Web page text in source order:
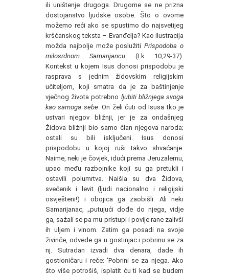
ili uništenje drugoga. Drugome se ne prizna
dostojanstvo ljudske osobe. Što o ovome
možemo reći ako se spustimo do najsvetijeg
kršćanskog teksta – Evanđelja? Kao ilustracija
možda najbolje može poslužitiPrispodoba o
milosrdnom Samarijancu (Lk 10,29-37)
Kontekst u kojem Isus donosi prispodobu je
rasprava s jednim židovskim religijskim
učiteljom, koji smatra da je za baštinjenje
vječnog života potrebno ljubiti bližnjega svoga
kao samoga sebe. On želi čuti od Isusa tko je
ustvari njegov bližnji, jer je za ondašnjeg
Židova bližnji bio samo član njegova naroda;
ostali su bili isključeni. Isus donosi
prispodobu u kojoj ruši takvo shvaćanje.
Naime, neki je čovjek, idući prema Jeruzalemu,
upao među razbojnike koji su ga pretukli i
ostavili polumrtva. Naišla su dva Židova,
svećenik i levit (ljudi nacionalno i religijski
osvješteni!) i obojica ga zaobišli. Ali neki
Samarijanac, „putujući dođe do njega, vidje
ga, sažali se pa mu pristupi i povije rane zalivši
ih uljem i vinom. Zatim ga posadi na svoje
živinče, odvede ga u gostinjac i pobrinu se za
nj. Sutradan izvadi dva denara, dade ih
gostioničaru i reče: 'Pobrini se za njega. Ako
što više potrošiš, isplatit ću ti kad se budem